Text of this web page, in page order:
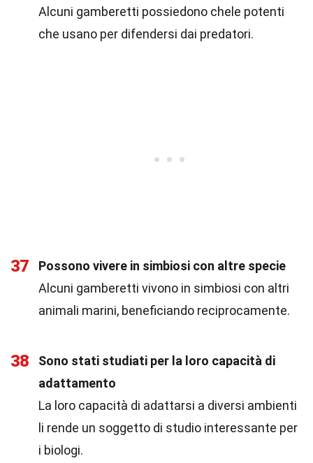
Alcuni gamberetti possiedono chele potenti
che usano per difendersi dai predatori.
37
Possono vivere in simbiosi con altre specie
Alcuni gamberetti vivono in simbiosi con altri
animali marini, beneficiando reciprocamente.
38
Sono stati studiati per la loro capacità di
adattamento
La loro capacità di adattarsi a diversi ambienti
li rende un soggetto di studio interessante per
i biologi.